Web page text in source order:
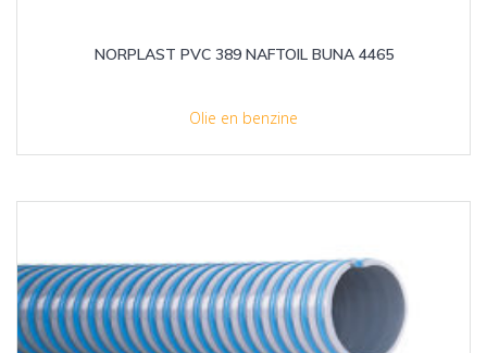
NORPLAST PVC 389 NAFTOIL BUNA 4465
Olie en benzine